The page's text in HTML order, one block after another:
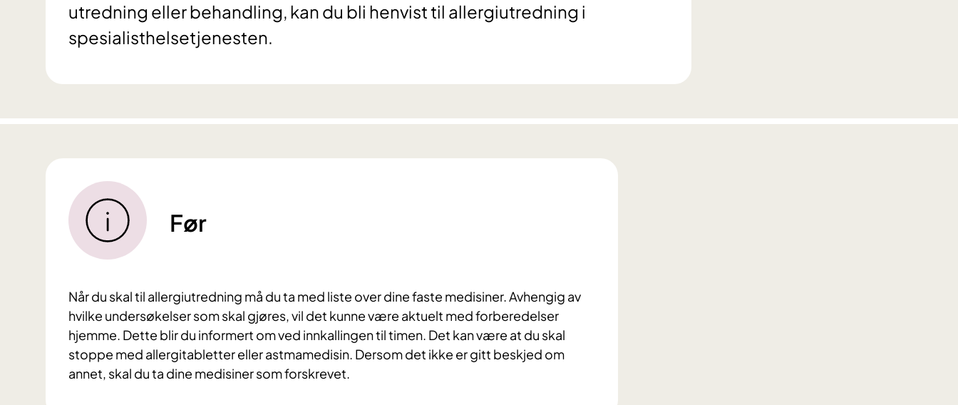
utredning eller behandling, kan du bli henvist til allergiutredning i
spesialisthelsetjenesten.
Før
Når du skal til allergiutredning må du ta med liste over dine faste medisiner. Avhengig av
hvilke undersøkelser som skal gjøres, vil det kunne være aktuelt med forberedelser
hjemme. Dette blir du informert om ved innkallingen til timen. Det kan være at du skal
stoppe med allergitabletter eller astmamedisin. Dersom det ikke er gitt beskjed om
annet, skal du ta dine medisiner som forskrevet.